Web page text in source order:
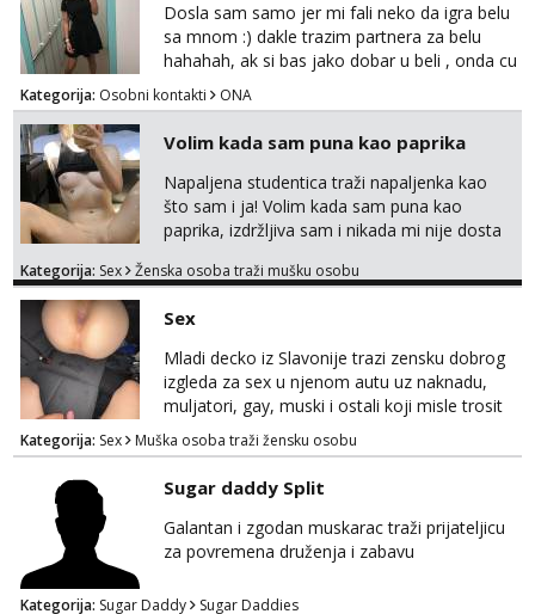
Dosla sam samo jer mi fali neko da igra belu
sa mnom :) dakle trazim partnera za belu
hahahah, ak si bas jako dobar u beli , onda cu
razmislit za dalje Klikni na link ispod i nadji me
tamo, cekam te!
Kategorija: Osobni kontakti ONA
Volim kada sam puna kao paprika
Napaljena studentica traži napaljenka kao
što sam i ja! Volim kada sam puna kao
paprika, izdržljiva sam i nikada mi nije dosta
bilo kad i bilo gdje zato se javi što prije da
tamo, cekam te!
Kategorija: Sex Ženska osoba traži mušku osobu
Sex
Mladi decko iz Slavonije trazi zensku dobrog
izgleda za sex u njenom autu uz naknadu,
muljatori, gay, muski i ostali koji misle trosit
vrijeme na pisanje mogu zaobic oglas, ako si
slavonije i zainteresirana da te punim negdje
u mraku u tvom autu javi se na whatsapp
porukom 098 199 1895.
Kategorija: Sex Muška osoba traži žensku osobu
Sugar daddy Split
Galantan i zgodan muskarac traži prijateljicu
za povremena druženja i zabavu
Kategorija: Sugar Daddy Sugar Daddies